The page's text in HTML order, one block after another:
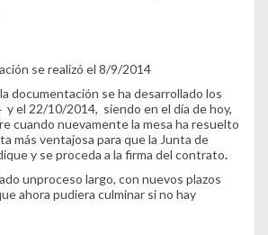
se realizó el 8/9/2014
documentación se ha desarrollado los
el 22/10/2014, siendo en el día de hoy,
cuando nuevamente la mesa ha resuelto
más ventajosa para que la Junta de
y se proceda a la firma del contrato.
unproceso largo, con nuevos plazos
ahora pudiera culminar si no hay